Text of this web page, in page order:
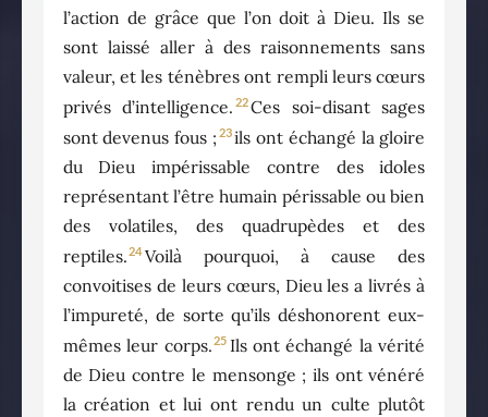
l’action de grâce que l’on doit à Dieu. Ils se
sont laissé aller à des raisonnements sans
valeur, et les ténèbres ont rempli leurs cœurs
privés d’intelligence. 22Ces soi-disant sages
sont devenus fous ; 23ils ont échangé la gloire
du Dieu impérissable contre des idoles
représentant l’être humain périssable ou bien
des volatiles, des quadrupèdes et des
reptiles.24 Voilà pourquoi, à cause des
convoitises de leurs cœurs, Dieu les a livrés à
l’impureté, de sorte qu’ils déshonorent eux-
mêmes leur corps.25 Ils ont échangé la vérité
de Dieu contre le mensonge ; ils ont vénéré
la création et lui ont rendu un culte plutôt